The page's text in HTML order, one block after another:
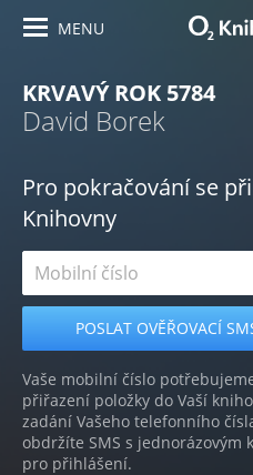
MENU
KRVAVÝ ROK 5784
David Borek
Pro pokračování se
Knihovny
Vaše mobilní číslo
přiřazení položky do Vaší
zadání Vašeho telefonního
obdržíte SMS s jednorázovým
pro přihlášení.